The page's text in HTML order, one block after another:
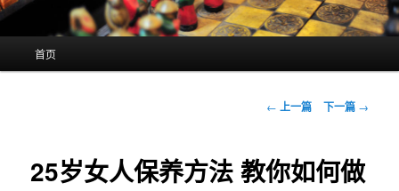
首页
文
航
← 上一篇 下一篇 →
25岁女人保养方法 教你如何做